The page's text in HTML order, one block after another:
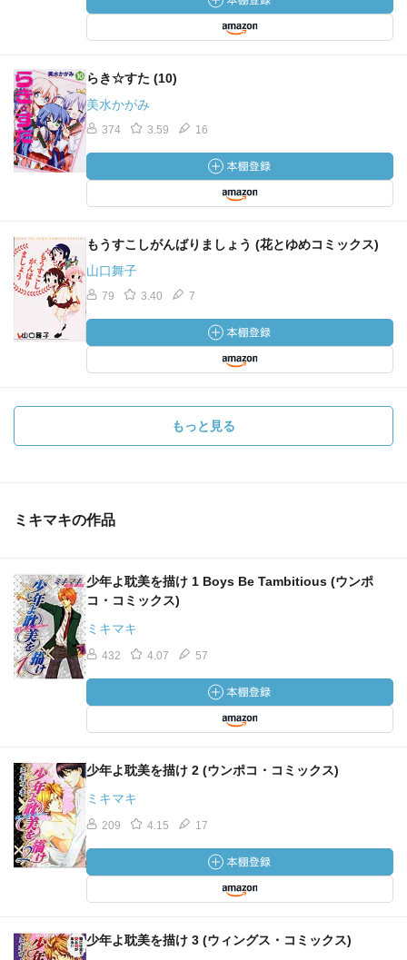
らき☆すた (10)
美水かがみ
374 3.59 16
もうすこしがんばりましょう (花とゆめコミックス)
山口舞子
79 3.40 7
もっと見る
ミキマキの作品
少年よ耽美を描け 1 Boys Be Tambitious (ウンポ
コ・コミックス)
ミキマキ
432 4.07 57
少年よ耽美を描け 2 (ウンポコ・コミックス)
ミキマキ
209 4.15 17
少年よ耽美を描け 3 (ウィングス・コミックス)